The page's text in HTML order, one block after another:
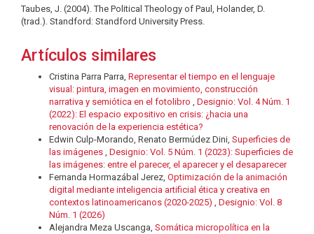
Taubes, J. (2004). The Political Theology of Paul, Holander, D.
(trad.). Standford: Standford University Press.
Artículos similares
Cristina Parra Parra, Representar el tiempo en el lenguaje
visual: pintura, imagen en movimiento, construcción
narrativa y semiótica en el fotolibro , Designio: Vol. 4 Núm. 1
(2022): El espacio expositivo en crisis: ¿hacia una
renovación de la experiencia estética?
Edwin Culp-Morando, Renato Bermúdez Dini, Superficies de
las imágenes , Designio: Vol. 5 Núm. 1 (2023): Superficies de
las imágenes: entre el parecer, el aparecer y el desaparecer
Fernanda Hormazábal Jerez, Optimización de la animación
digital mediante inteligencia artificial ética y creativa en
contextos latinoamericanos (2020-2025) , Designio: Vol. 8
Núm. 1 (2026)
Alejandra Meza Uscanga, Somática micropolítica en la